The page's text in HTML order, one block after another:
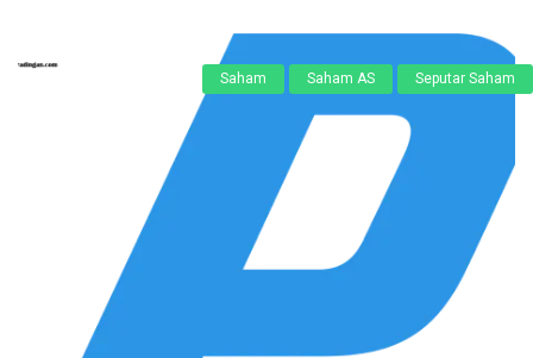
Saham Saham AS Seputar Saham